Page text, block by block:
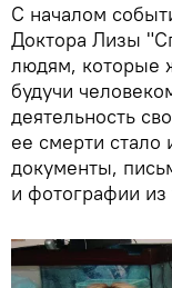
С началом
Доктора Лизы
людям, которые
будучи
деятельность
ее смерти стало
документы,
и фотографии из